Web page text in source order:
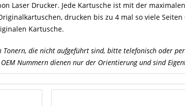
Laser Drucker. Jede Kartusche ist mit der
drucken bis zu 4 mal so viele
Kartusche.
Tonern, die nicht aufgeführt sind, bitte telefonisch oder
Nummern dienen nur der Orientierung und sind